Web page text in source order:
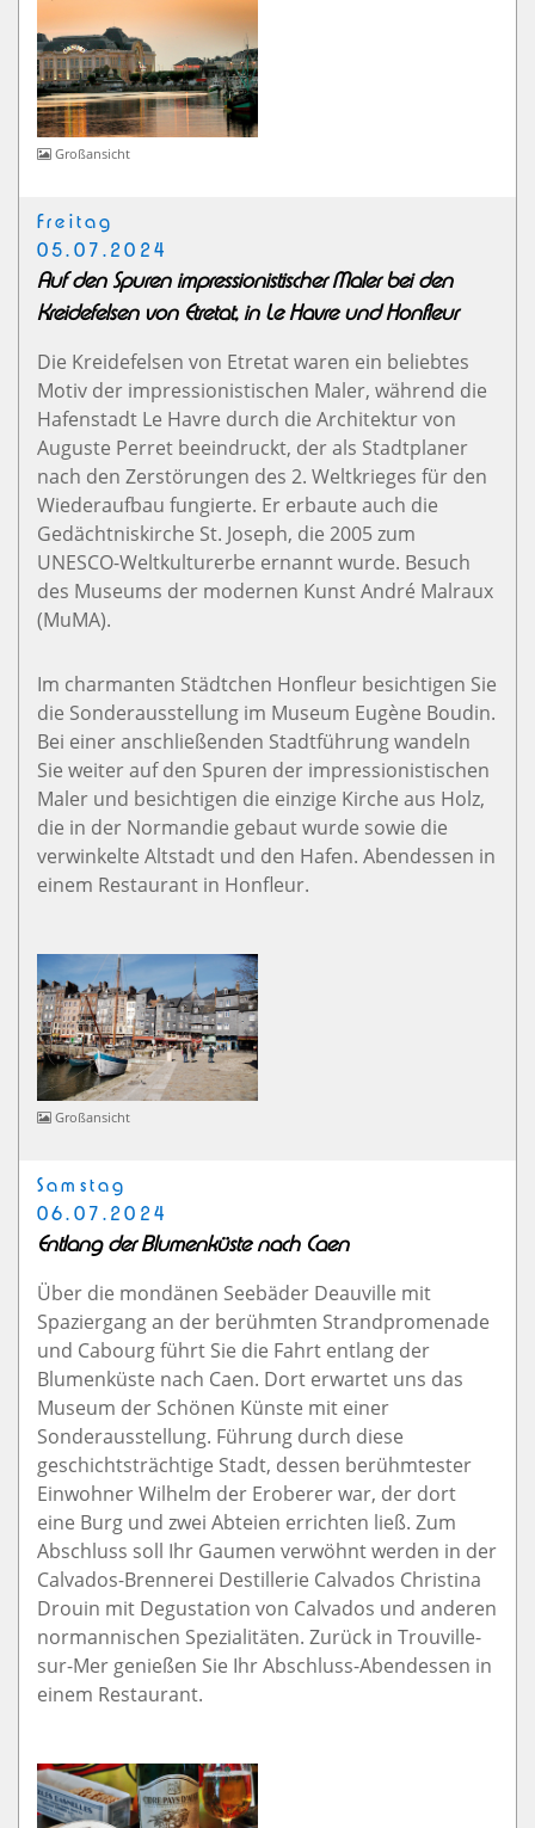
Großansicht
Freitag
05.07.2024
Auf den Spuren impressionistischer Maler bei den
Kreidefelsen von Etretat, in Le Havre und Honfleur
Die Kreidefelsen von Etretat waren ein beliebtes
Motiv der impressionistischen Maler, während die
Hafenstadt Le Havre durch die Architektur von
Auguste Perret beeindruckt, der als Stadtplaner
nach den Zerstörungen des 2. Weltkrieges für den
Wiederaufbau fungierte. Er erbaute auch die
Gedächtniskirche St. Joseph, die 2005 zum
UNESCO-Weltkulturerbe ernannt wurde. Besuch
des Museums der modernen Kunst André Malraux
(MuMA).
Im charmanten Städtchen Honfleur besichtigen Sie
die Sonderausstellung im Museum Eugène Boudin.
Bei einer anschließenden Stadtführung wandeln
Sie weiter auf den Spuren der impressionistischen
Maler und besichtigen die einzige Kirche aus Holz,
die in der Normandie gebaut wurde sowie die
verwinkelte Altstadt und den Hafen. Abendessen in
einem Restaurant in Honfleur.
Großansicht
Samstag
06.07.2024
Entlang der Blumenküste nach Caen
Über die mondänen Seebäder Deauville mit
Spaziergang an der berühmten Strandpromenade
und Cabourg führt Sie die Fahrt entlang der
Blumenküste nach Caen. Dort erwartet uns das
Museum der Schönen Künste mit einer
Sonderausstellung. Führung durch diese
geschichtsträchtige Stadt, dessen berühmtester
Einwohner Wilhelm der Eroberer war, der dort
eine Burg und zwei Abteien errichten ließ. Zum
Abschluss soll Ihr Gaumen verwöhnt werden in der
Calvados-Brennerei Destillerie Calvados Christina
Drouin mit Degustation von Calvados und anderen
normannischen Spezialitäten. Zurück in Trouville-
sur-Mer genießen Sie Ihr Abschluss-Abendessen in
einem Restaurant.